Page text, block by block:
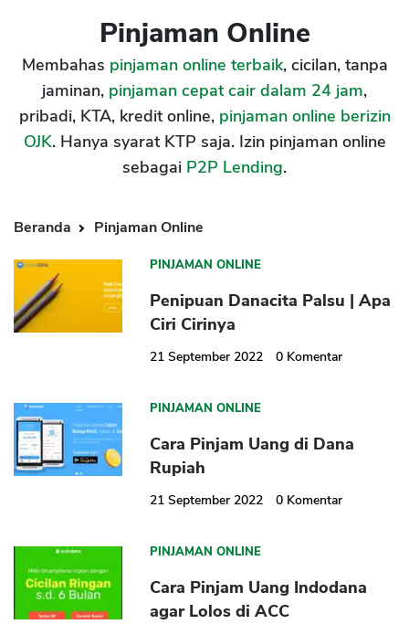
Pinjaman Online
Membahas pinjaman online terbaik, cicilan, tanpa
jaminan, pinjaman cepat cair dalam 24 jam,
pribadi, KTA, kredit online, pinjaman online berizin
OJK. Hanya syarat KTP saja. Izin pinjaman online
sebagai P2P Lending.
Beranda Pinjaman Online
PINJAMAN ONLINE
Penipuan Danacita Palsu | Apa
Ciri Cirinya
21 September 2022 0 Komentar
PINJAMAN ONLINE
Cara Pinjam Uang di Dana
Rupiah
21 September 2022 0 Komentar
PINJAMAN ONLINE
Cara Pinjam Uang Indodana
agar Lolos di ACC
CANCEL